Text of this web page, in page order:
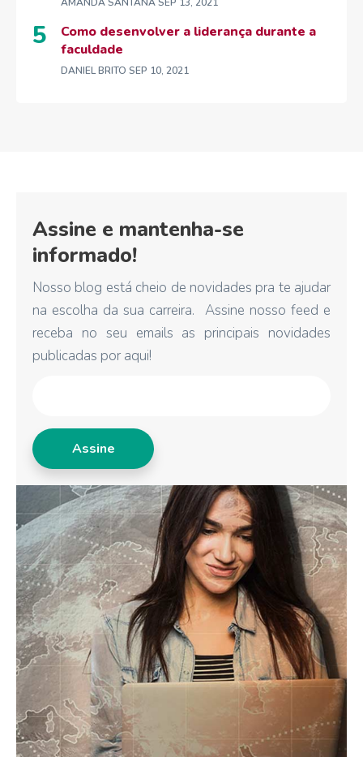
Como desenvolver a liderança durante a
faculdade
DANIEL BRITO SEP 10, 2021
Assine e mantenha-se
informado!
Nosso blog está cheio de novidades pra te ajudar
na escolha da sua carreira. Assine nosso feed e
receba no seu emails as principais novidades
publicadas por aqui!